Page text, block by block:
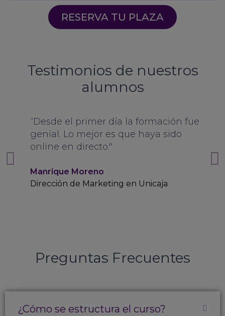
RESERVA TU PLAZA
Testimonios de nuestros
alumnos
“Desde el primer día la formación fue
genial. Lo mejor es que haya sido
online en directo."
Manrique Moreno
Dirección de Marketing en Unicaja
Preguntas Frecuentes
¿Cómo se estructura el curso?